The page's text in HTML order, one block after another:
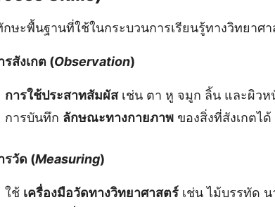
กษะพื้นฐานที่ใช้ในกระบวนการเรียนรู้ทางวิทยาศ
รสังเกต (Observation)
การใช้ประสาทสัมผัสเช่น ตา หู จมูก ลิ้น และผิวห
การบันทึก ลักษณะทางกายภาพ ของสิ่งที่สังเกตได้
รวัด (Measuring)
ใช้ เครื่องมือวัดทางวิทยาศาสตร์ เช่น ไม้บรรทัด